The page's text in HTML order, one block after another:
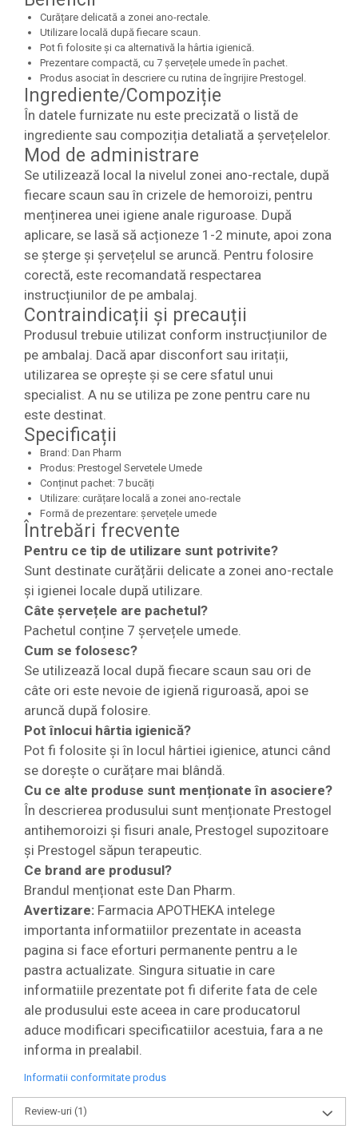
Curățare delicată a zonei ano-rectale.
Utilizare locală după fiecare scaun.
Pot fi folosite și ca alternativă la hârtia igienică.
Prezentare compactă, cu 7 șervețele umede în pachet.
Produs asociat în descriere cu rutina de îngrijire Prestogel.
Ingrediente/Compoziție
În datele furnizate nu este precizată o listă de
ingrediente sau compoziția detaliată a șervețelelor.
Mod de administrare
Se utilizează local la nivelul zonei ano-rectale, după
fiecare scaun sau în crizele de hemoroizi, pentru
menținerea unei igiene anale riguroase. După
aplicare, se lasă să acționeze 1-2 minute, apoi zona
se șterge și șervețelul se aruncă. Pentru folosire
corectă, este recomandată respectarea
instrucțiunilor de pe ambalaj.
Contraindicații și precauții
Produsul trebuie utilizat conform instrucțiunilor de
pe ambalaj. Dacă apar disconfort sau iritații,
utilizarea se oprește și se cere sfatul unui
specialist. A nu se utiliza pe zone pentru care nu
este destinat.
Specificații
Brand: Dan Pharm
Produs: Prestogel Servetele Umede
Conținut pachet: 7 bucăți
Utilizare: curățare locală a zonei ano-rectale
Formă de prezentare: șervețele umede
Întrebări frecvente
Pentru ce tip de utilizare sunt potrivite?
Sunt destinate curățării delicate a zonei ano-rectale
și igienei locale după utilizare.
Câte șervețele are pachetul?
Pachetul conține 7 șervețele umede.
Cum se folosesc?
Se utilizează local după fiecare scaun sau ori de
câte ori este nevoie de igienă riguroasă, apoi se
aruncă după folosire.
Pot înlocui hârtia igienică?
Pot fi folosite și în locul hârtiei igienice, atunci când
se dorește o curățare mai blândă.
Cu ce alte produse sunt menționate în asociere?
În descrierea produsului sunt menționate Prestogel
antihemoroizi și fisuri anale, Prestogel supozitoare
și Prestogel săpun terapeutic.
Ce brand are produsul?
Brandul menționat este Dan Pharm.
Avertizare: Farmacia APOTHEKA intelege
importanta informatiilor prezentate in aceasta
pagina si face eforturi permanente pentru a le
pastra actualizate. Singura situatie in care
informatiile prezentate pot fi diferite fata de cele
ale produsului este aceea in care producatorul
aduce modificari specificatiilor acestuia, fara a ne
informa in prealabil.
Informatii conformitate produs
Review-uri (1)